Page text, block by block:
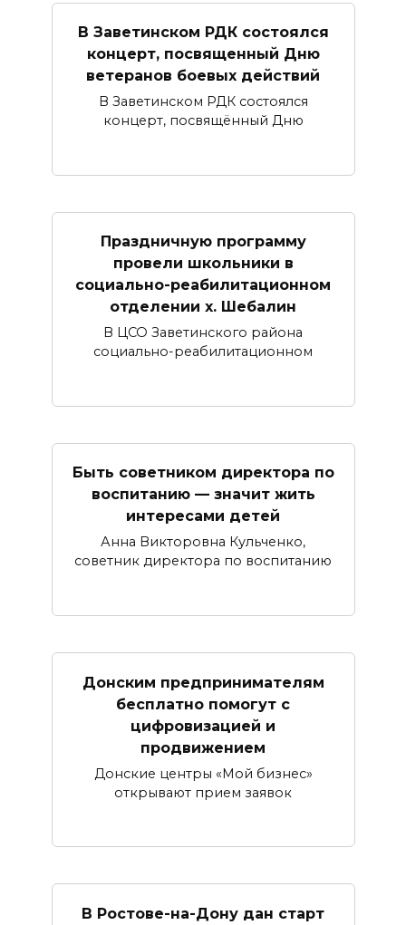
В Заветинском РДК состоялся
концерт, посвященный Дню
ветеранов боевых действий
В Заветинском РДК состоялся
концерт, посвящённый Дню
Праздничную программу
провели школьники в
социально-реабилитационном
отделении х. Шебалин
В ЦСО Заветинского района
социально-реабилитационном
Быть советником директора по
воспитанию — значит жить
интересами детей
Анна Викторовна Кульченко,
советник директора по воспитанию
Донским предпринимателям
бесплатно помогут с
цифровизацией и
продвижением
Донские центры «Мой бизнес»
открывают прием заявок
В Ростове-на-Дону дан старт